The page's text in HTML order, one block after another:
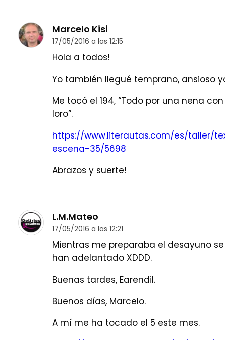
Marcelo Kisi
17/05/2016 a las 12:15
Hola a todos!
Yo también llegué temprano, ansioso
Me tocó el 194, “Todo por una nena
loro”.
https://www.literautas.com/es/taller/
escena-35/5698
Abrazos y suerte!
L.M.Mateo
17/05/2016 a las 12:21
Mientras me preparaba el desayuno
han adelantado XDDD.
Buenas tardes, Earendil.
Buenos días, Marcelo.
A mí me ha tocado el 5 este mes.